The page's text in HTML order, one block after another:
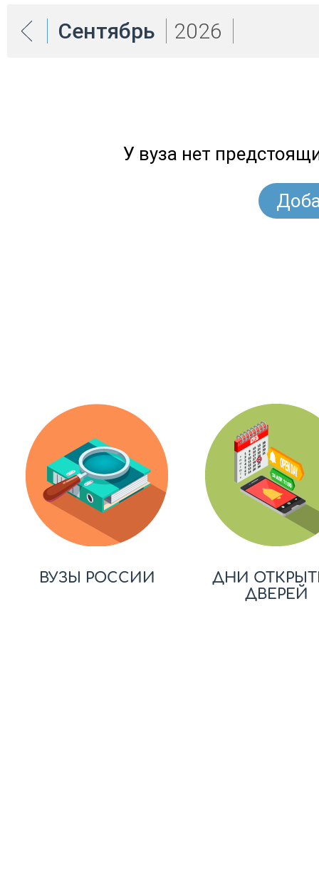
Сентябрь 2026
У вуза нет
ВУЗЫ РОССИИ
ДНИ
ДВЕРЕЙ